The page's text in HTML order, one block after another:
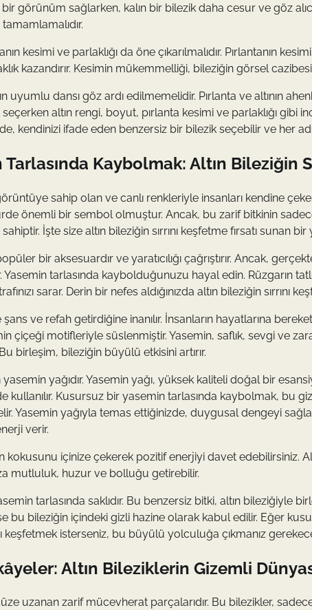
görünüm sağlarken, kalın bir bilezik daha cesur ve göz
kesimi ve parlaklığı da öne çıkarılmalıdır. Pırlantanın kesimi,
kazandırır. Kesimin mükemmelliği, bileziğin görsel
uyumlu dansı göz ardı edilmemelidir. Pırlanta ve altının
altın rengi, boyut, pırlanta kesimi ve parlaklığı gibi
kendinizi ifade eden benzersiz bir bilezik seçebilir ve her
Kaybolmak: Altın Bileziğin
sahip olan ve canlı renkleriyle insanları kendine
önemli bir sembol olmuştur. Ancak, bu zarif bitkinin
İşte size altın bileziğin sırrını keşfetme fırsatı sunan
bir aksesuardır ve yaratıcılığı çağrıştırır. Ancak,
tarlasında kaybolduğunuzu hayal edin. Rüzgarın
sarar. Derin bir nefes aldığınızda altın bileziğin sırrını
ve refah getirdiğine inanılır. İnsanların hayatlarına
çiçeği motifleriyle süslenmiştir. Yasemin, saflık, sevgi ve
birleşim, bileziğin büyülü etkisini artırır.
yasemin yağıdır. Yasemin yağı, yüksek kaliteli doğal bir
kullanılır. Kusursuz bir yasemin tarlasında kaybolmak, bu
Yasemin yağıyla temas ettiğinizde, duygusal dengeyi
verir.
kokusunu içinize çekerek pozitif enerjiyi davet edebilirsiniz.
mutluluk, huzur ve bolluğu getirebilir.
tarlasında saklıdır. Bu benzersiz bitki, altın bileziğiyle
bu bileziğin içindeki gizli hazine olarak kabul edilir. Eğer
keşfetmek isterseniz, bu büyülü yolculuğa çıkmanız
Altın Bileziklerin Gizemli
uzanan zarif mücevherat parçalarıdır. Bu bilezikler,